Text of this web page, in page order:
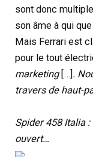
sont donc
son âme à qui
Mais Ferrari est
pour le tout
marketing […] .
travers de haut-
Spider 458 Italia
ouvert…